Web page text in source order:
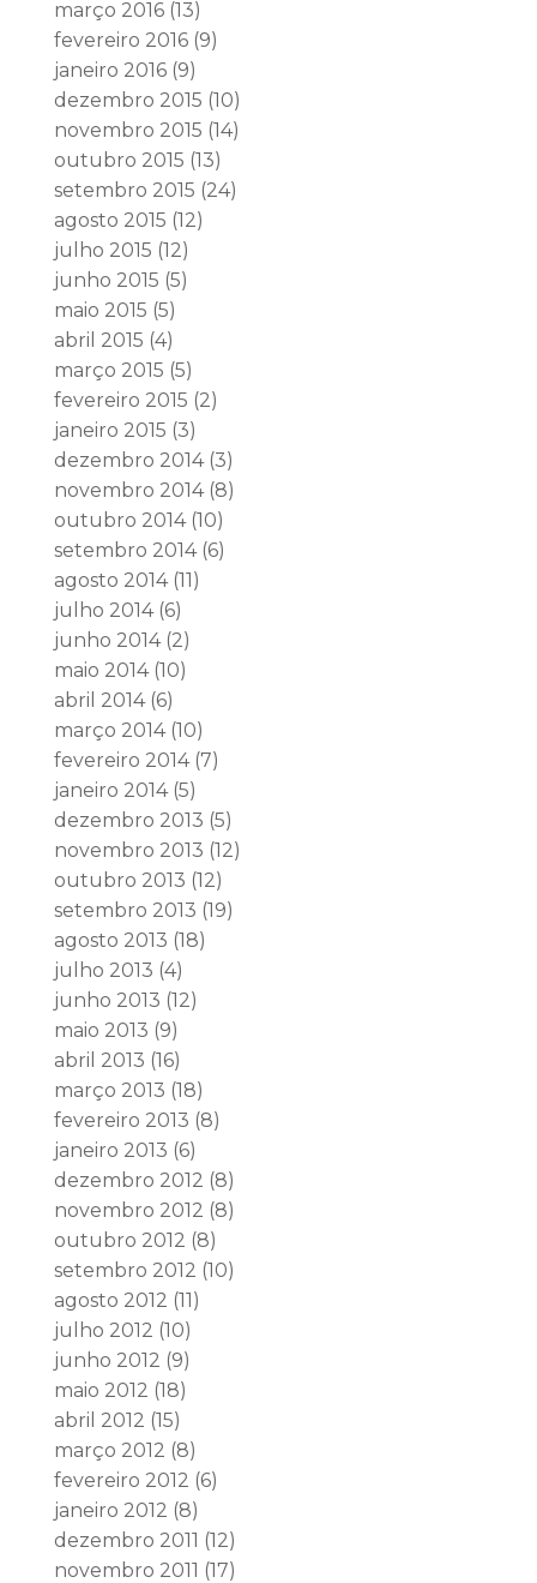
março 2016(13)
fevereiro 2016(9)
janeiro 2016(9)
dezembro 2015 (10)
novembro 2015 (14)
outubro 2015 (13)
setembro 2015 (24)
agosto 2015 (12)
julho 2015 (12)
junho 2015 (5)
maio 2015 (5)
abril 2015 (4)
março 2015 (5)
fevereiro 2015 (2)
janeiro 2015 (3)
dezembro 2014(3)
novembro 2014(8)
outubro 2014(10)
setembro 2014(6)
agosto 2014(11)
julho 2014(6)
junho 2014(2)
maio 2014(10)
abril 2014(6)
março 2014(10)
fevereiro 2014(7)
janeiro 2014(5)
dezembro 2013 (5)
novembro 2013 (12)
outubro 2013 (12)
setembro 2013 (19)
agosto 2013 (18)
julho 2013 (4)
junho 2013 (12)
maio 2013 (9)
abril 2013 (16)
março 2013 (18)
fevereiro 2013 (8)
janeiro 2013 (6)
dezembro 2012 (8)
novembro 2012 (8)
outubro 2012 (8)
setembro 2012 (10)
agosto 2012 (11)
julho 2012 (10)
junho 2012 (9)
maio 2012 (18)
abril 2012 (15)
março 2012 (8)
fevereiro 2012 (6)
janeiro 2012 (8)
dezembro 2011 (12)
novembro 2011 (17)